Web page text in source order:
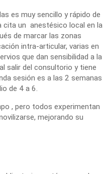
es muy sencillo y rápido de
cita un anestésico local en la
de marcar las zonas
intra-articular, varias en
que dan sensibilidad a la
salir del consultorio y tiene
sesión es a las 2 semanas
de 4 a 6.
, pero todos experimentan
mejorando su